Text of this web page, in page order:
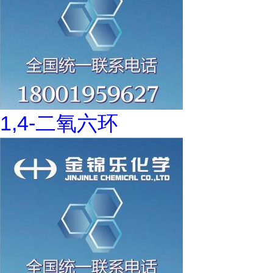
1,4-二氧六环